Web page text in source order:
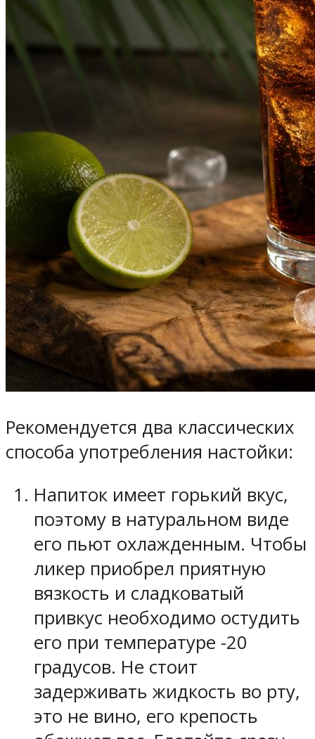
Рекомендуется два классических
способа употребления настойки:
Напиток имеет горький вкус,
поэтому в натуральном виде
его пьют охлажденным. Чтобы
ликер приобрел приятную
вязкость и сладковатый
привкус необходимо остудить
его при температуре -20
градусов. Не стоит
задерживать жидкость во рту,
это не вино, его крепость